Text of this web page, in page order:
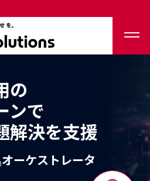
の
ンで
解決を支援
オーケストレータ